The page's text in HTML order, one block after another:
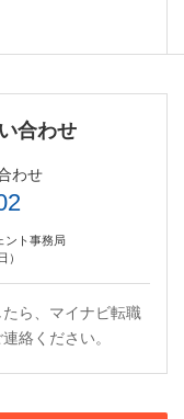
合わせ
わせ
ント事務局
）
ら、マイナビ転職
絡ください。